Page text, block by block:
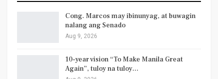
Cong. Marcos may ibinunyag, at buwagin
nalang ang Senado
Aug 9, 2026
10-year vision “To Make Manila Great
Again”, tuloy na tuloy…